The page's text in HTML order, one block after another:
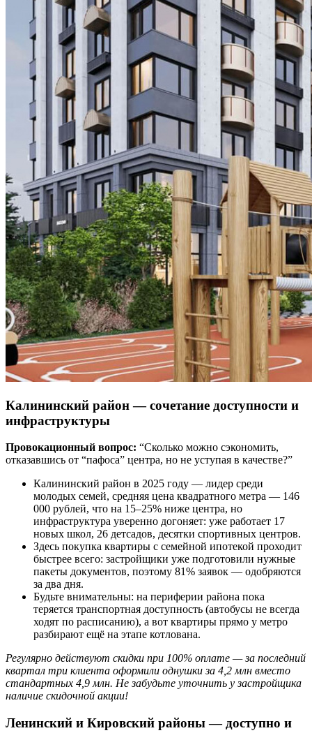
Калининский район — сочетание доступности и
инфраструктуры
Провокационный вопрос: “Сколько можно сэкономить,
отказавшись от “пафоса” центра, но не уступая в качестве?”
Калининский район в 2025 году — лидер среди
молодых семей, средняя цена квадратного метра — 146
000 рублей, что на 15–25% ниже центра, но
инфраструктура уверенно догоняет: уже работает 17
новых школ, 26 детсадов, десятки спортивных центров.
Здесь покупка квартиры с семейной ипотекой проходит
быстрее всего: застройщики уже подготовили нужные
пакеты документов, поэтому 81% заявок — одобряются
за два дня.
Будьте внимательны: на периферии района пока
теряется транспортная доступность (автобусы не всегда
ходят по расписанию), а вот квартиры прямо у метро
разбирают ещё на этапе котлована.
Регулярно действуют скидки при 100% оплате — за последний
квартал три клиента оформили однушки за 4,2 млн вместо
стандартных 4,9 млн. Не забудьте уточнить у застройщика
наличие скидочной акции!
Ленинский и Кировский районы — доступно и